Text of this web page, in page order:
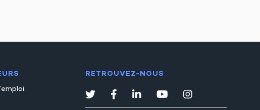
RETROUVEZ-NOUS